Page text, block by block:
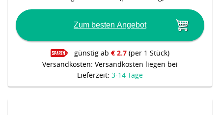
Zum besten Angebot
günstig ab € 2.7 (per 1 Stück)
Versandkosten: Versandkosten liegen bei
Lieferzeit: 3-14 Tage